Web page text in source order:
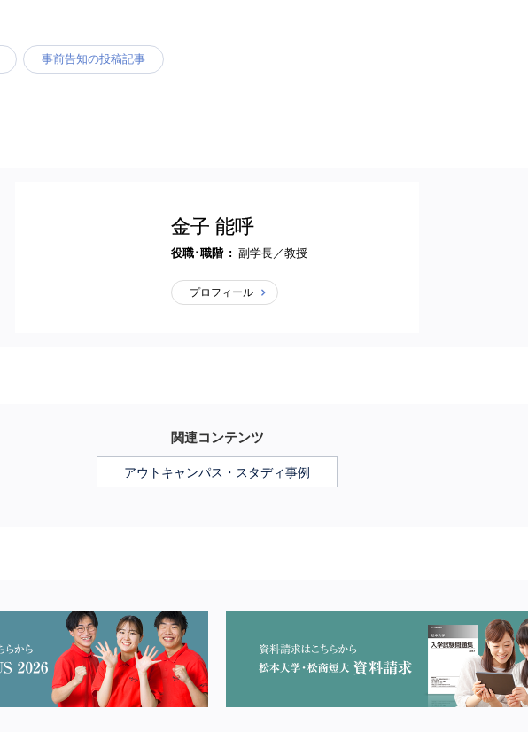
事前告知の投稿記事
金子 能呼
役職･職階 副学長／教授
プロフィール
関連コンテンツ
アウトキャンパス・スタディ事例